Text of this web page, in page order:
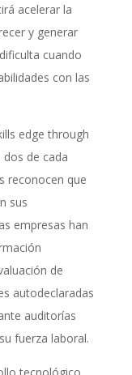
acelerar la
y generar
cuando
con las
edge through
dos de cada
reconocen que
sus
empresas han
de
autodeclaradas
auditorías
fuerza laboral.